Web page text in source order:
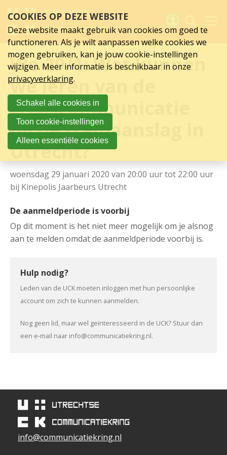
Detailpagina
activiteit
links
over
Spring
hoofd
inhoud
Spring
naar
hoofdnavigatie
Wo 29/1: Wat kunnen
we leren van de
crisiscommunicatie
bij de tramaanslag in
Utrecht?
woensdag 29 januari 2020 van 20:00 uur tot 22:00 uur
bij Kinepolis Jaarbeurs Utrecht
De aanmeldperiode is voorbij
Op dit moment is het niet meer mogelijk om je alsnog
aan te melden omdat de aanmeldperiode voorbij is.
Hulp nodig?
Leden van de UCK moeten inloggen met hun persoonlijke
account om zich te kunnen aanmelden.
Nog geen lid, maar wel geïnteresseerd in de UCK? Stuur dan
een e-mail naar info@communicatiekring.nl.
info@communicatiekring.nl
Activiteiten
Nieuws
Verslagen
Sluit je aan
Over UCK
COOKIES OP DEZE WEBSITE
Deze website maakt gebruik van cookies om goed te
functioneren. Als je wilt aanpassen welke cookies we
mogen gebruiken, kan je jouw cookie-instellingen
wijzigen. Meer informatie is beschikbaar in onze
privacyverklaring.
Schakel alle cookies in
Toon cookie-instellingen
Alleen essentiële cookies